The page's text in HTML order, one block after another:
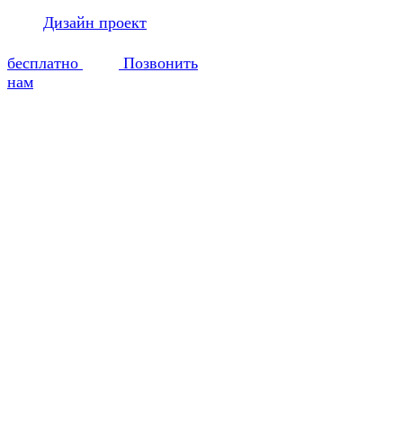
Дизайн проект
бесплатно
Позвонить
нам